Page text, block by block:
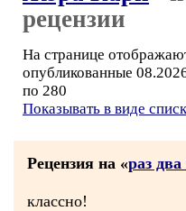
рецензии
На странице
опубликованные
по 280
Показывать в виде
Рецензия на «раз
классно!